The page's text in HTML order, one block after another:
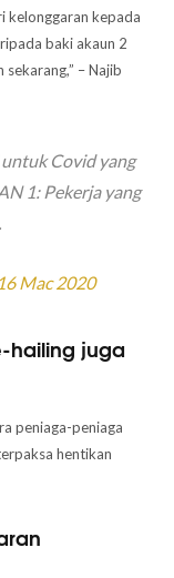
kelonggaran kepada
baki akaun 2
– Najib
Covid yang
1: Pekerja yang
Mac 2020
hailing juga
peniaga-peniaga
hentikan